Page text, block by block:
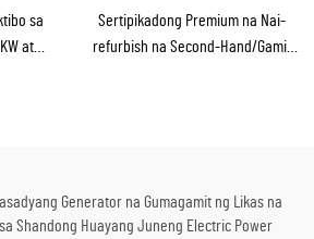
sa
at
Sertipikadong Premium na Nai-
refurbish na Second-Hand/Gamit
Generator na Gumagamit ng Likas na
Shandong Huayang Juneng Electric Power